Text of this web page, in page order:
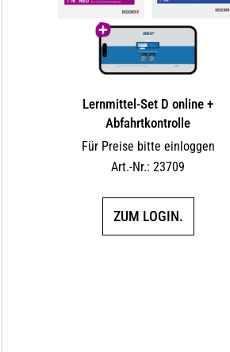
Lernmittel-Set D online +
Abfahrtkontrolle
Für Preise bitte einloggen
Art.-Nr.: 23709
ZUM LOGIN.